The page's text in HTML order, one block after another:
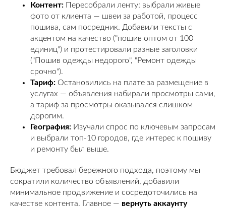
Контент: Пересобрали ленту: выбрали живые
фото от клиента — швеи за работой, процесс
пошива, сам посредник. Добавили тексты с
акцентом на качество ("пошив оптом от 100
единиц") и протестировали разные заголовки
("Пошив одежды недорого", "Ремонт одежды
срочно").
Тариф: Остановились на плате за размещение в
услугах — объявления набирали просмотры сами,
а тариф за просмотры оказывался слишком
дорогим.
География: Изучали спрос по ключевым запросам
и выбрали топ-10 городов, где интерес к пошиву
и ремонту был выше.
Бюджет требовал бережного подхода, поэтому мы
сократили количество объявлений, добавили
минимальное продвижение и сосредоточились на
качестве контента. Главное — вернуть аккаунту